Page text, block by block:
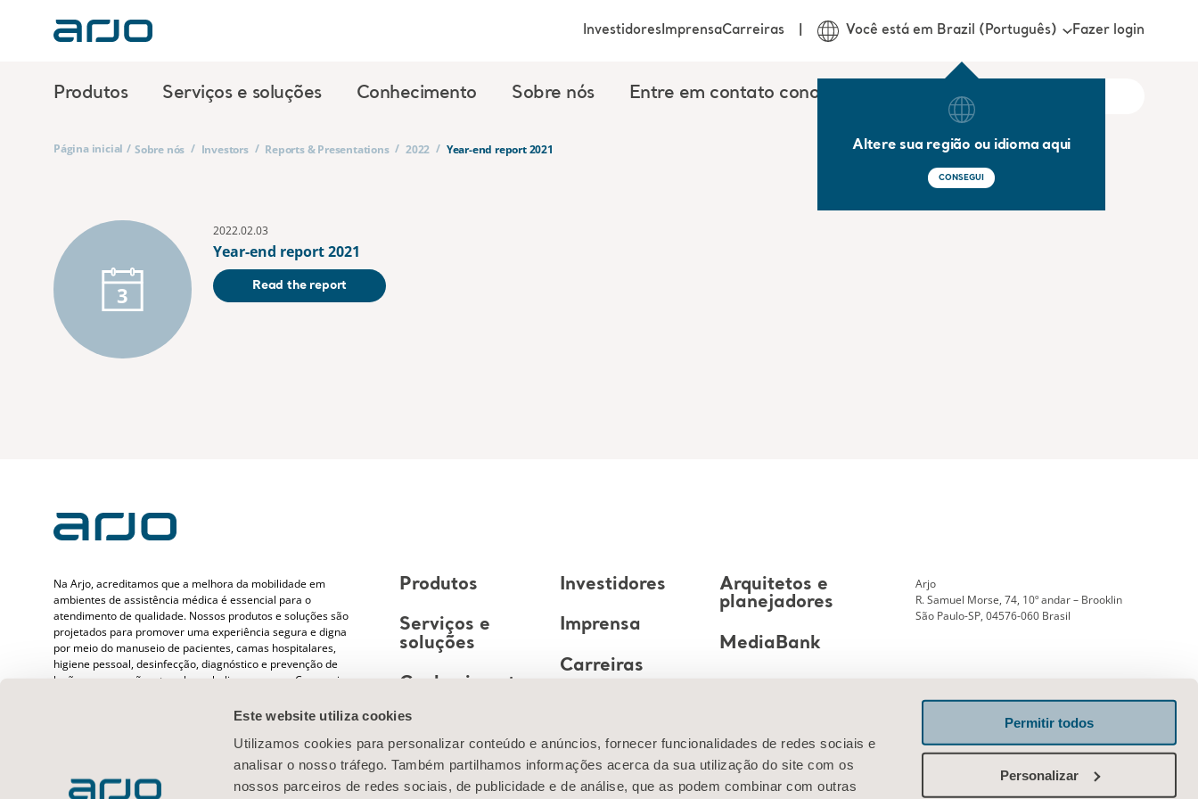
Este website utiliza cookies
Utilizamos cookies para personalizar conteúdo e anúncios, fornecer funcionalidades de redes sociais e
analisar o nosso tráfego. Também partilhamos informações acerca da sua utilização do site com os
nossos parceiros de redes sociais, de publicidade e de análise, que as podem combinar com outras
Permitir todos
Personalizar
Produtos Serviços e soluções Conhecimento Sobre nós Entre em contato conosco
InvestidoresImprensaCarreiras Você está em Brazil (Português)
Altere sua região ou idioma aqui
CONSEGUI
Fazer login
Página inicial / Sobre nós / Investors / Reports & Presentations / 2022 / Year-end report 2021
3
2022.02.03
Year-end report 2021
Read the report
Na Arjo, acreditamos que a melhora da mobilidade em
ambientes de assistência médica é essencial para o
atendimento de qualidade. Nossos produtos e soluções são
projetados para promover uma experiência segura e digna
por meio do manuseio de pacientes, camas hospitalares,
higiene pessoal, desinfecção, diagnóstico e prevenção de
lesões por pressão e tromboembolismo venoso. Com mais
pacientes e profissionais de saúde, estamos comprometidos
Produtos
Serviços e
soluções
Conhecimento
Sobre nós
Entre em
contato conosco
Investidores
Imprensa
Carreiras
Arquitetos e
planejadores
MediaBank
Arjo
R. Samuel Morse, 74, 10º andar – Brooklin
São Paulo-SP, 04576-060 Brasil